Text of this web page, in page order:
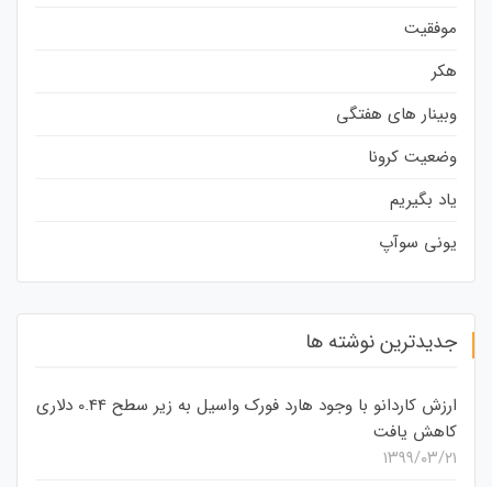
موفقیت
هکر
وبینار های هفتگی
وضعیت کرونا
یاد بگیریم
یونی سوآپ
جدیدترین نوشته ها
ارزش کاردانو با وجود هارد فورک واسیل به زیر سطح 0.44 دلاری
کاهش یافت
۱۳۹۹/۰۳/۲۱